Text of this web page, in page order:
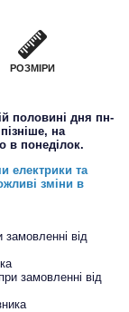
РОЗМІРИ
половині дня пн-
на
в понеділок.
електрики та
зміни в
замовленні від
замовленні від